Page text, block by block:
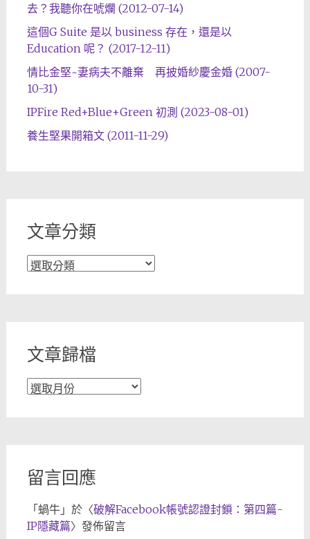
去？我聽你在唬爛 (2012-07-14)
這個G Suite 是以 business 存在，還是以
Education 呢？ (2017-12-11)
情比金堅~妻病夫不離棄 再披婚紗慶金婚 (2007-
10-31)
IPFire Red+Blue+Green 初測 (2023-08-01)
養生堅果開箱文 (2011-11-29)
文章分類
文
文章歸檔
文
留言回應
「 蝸牛」於〈破解Facebook帳號認證封鎖：第四篇-
IP隱藏篇〉發佈留言